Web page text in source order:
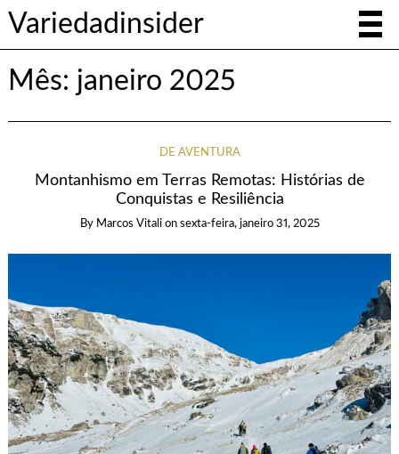
Variedadinsider
Mês: janeiro 2025
DE AVENTURA
Montanhismo em Terras Remotas: Histórias de
Conquistas e Resiliência
By Marcos Vitali on sexta-feira, janeiro 31, 2025